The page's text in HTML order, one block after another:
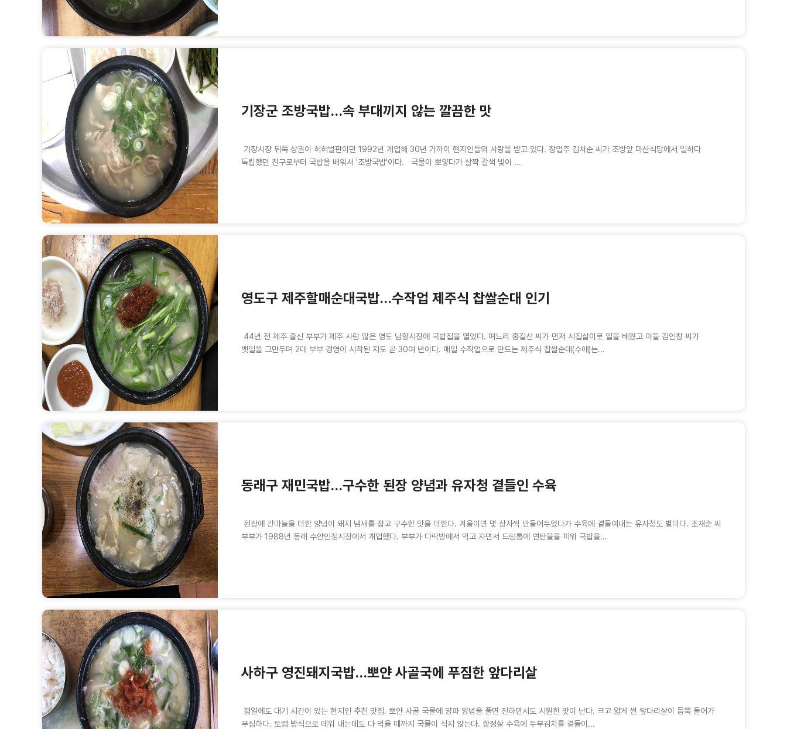
기장군 조방국밥…속 부대끼지 않는 깔끔한 맛
기장시장 뒤쪽 상권이 허허벌판이던 1992년 개업해 30년 가까이 현지인들의 사랑을 받고 있다. 창업주 김차순 씨가 조방앞 마산식당에서 일하다
독립했던 친구로부터 국밥을 배워서 '조방국밥'이다. 국물이 뽀얗다가 살짝 갈색 빛이 ...
영도구 제주할매순대국밥…수작업 제주식 찹쌀순대 인기
44년 전 제주 출신 부부가 제주 사람 많은 영도 남항시장에 국밥집을 열었다. 며느리 홍길선 씨가 먼저 시집살이로 일을 배웠고 아들 김인창 씨가
뱃일을 그만두며 2대 부부 경영이 시작된 지도 곧 30여 년이다. 매일 수작업으로 만드는 제주식 찹쌀순대(수애)는...
동래구 재민국밥…구수한 된장 양념과 유자청 곁들인 수육
된장에 간마늘을 더한 양념이 돼지 냄새를 잡고 구수한 맛을 더한다. 겨울이면 몇 상자씩 만들어두었다가 수육에 곁들여내는 유자청도 별미다. 조재순 씨
부부가 1988년 동래 수안인정시장에서 개업했다. 부부가 다락방에서 먹고 자면서 드럼통에 연탄불을 피워 국밥을...
사하구 영진돼지국밥…뽀얀 사골국에 푸짐한 앞다리살
평일에도 대기 시간이 있는 현지인 추천 맛집. 뽀얀 사골 국물에 양파 양념을 풀면 진하면서도 시원한 맛이 난다. 크고 얇게 썬 앞다리살이 듬뿍 들어가
푸짐하다. 토렴 방식으로 데워 내는데도 다 먹을 때까지 국물이 식지 않는다. 항정살 수육에 두부김치를 곁들이...